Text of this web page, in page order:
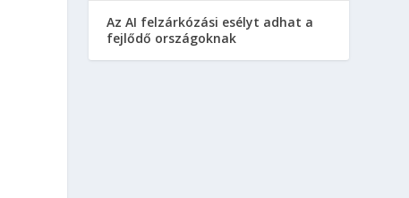
Az AI felzárkózási esélyt adhat a
fejlődő országoknak